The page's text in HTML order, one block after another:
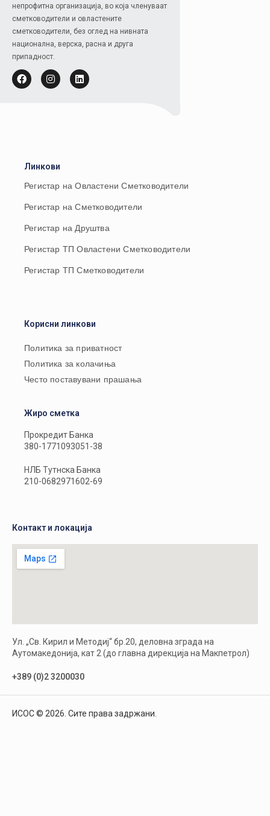
непрофитна организација, во која членуваат
сметководители и овластените
сметководители, без оглед на нивната
национална, верска, расна и друга
припадност.
Линкови
Регистар на Овластени Сметководители
Регистар на Сметководители
Регистар на Друштва
Регистар ТП Овластени Сметководители
Регистар ТП Сметководители
Корисни линкови
Политика за приватност
Политика за колачиња
Често поставувани прашања
Жиро сметка
Прокредит Банка
380-1771093051-38
НЛБ Тутнска Банка
210-0682971602-69
Контакт и локација
Ул. „Св. Кирил и Методиј“ бр.20, деловна зграда на
Аутомакедонија, кат 2 (до главна дирекција на Макпетрол)
+389 (0)2 3200030
ИСОС © 2026. Сите права задржани.